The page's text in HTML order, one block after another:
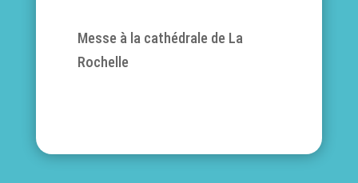
Messe à la cathédrale de La
Rochelle